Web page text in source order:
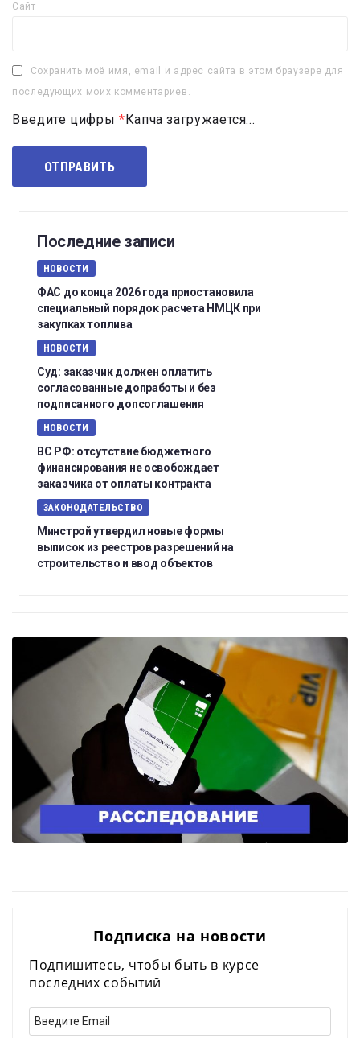
Сайт
Сохранить моё имя, email и адрес сайта в этом браузере для
последующих моих комментариев.
Введите цифры * Капча загружается...
Последние записи
НОВОСТИ
ФАС до конца 2026 года приостановила
специальный порядок расчета НМЦК при
закупках топлива
НОВОСТИ
Суд: заказчик должен оплатить
согласованные допработы и без
подписанного допсоглашения
НОВОСТИ
ВС РФ: отсутствие бюджетного
финансирования не освобождает
заказчика от оплаты контракта
ЗАКОНОДАТЕЛЬСТВО
Минстрой утвердил новые формы
выписок из реестров разрешений на
строительство и ввод объектов
Подписка на новости
Подпишитесь, чтобы быть в курсе
последних событий